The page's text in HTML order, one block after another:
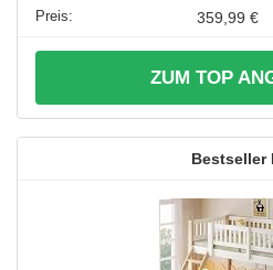
359,99 €
ZUM TOP